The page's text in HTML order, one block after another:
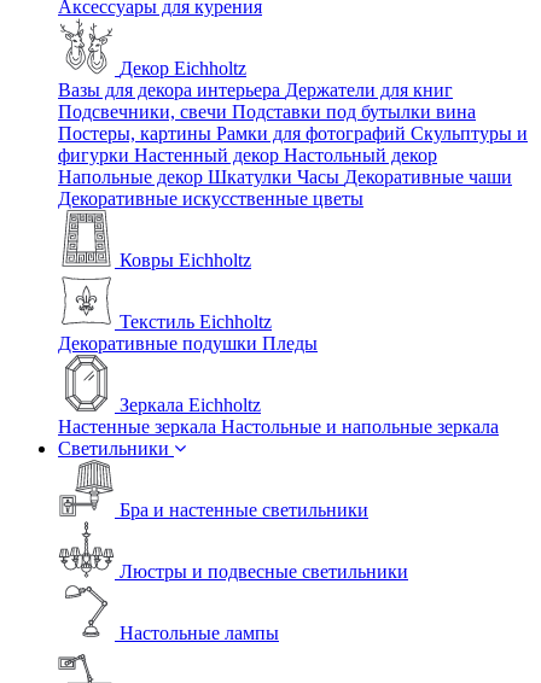
Аксессуары для курения
Декор Eichholtz
Вазы для декора интерьера Держатели для книг
Подсвечники, свечи Подставки под бутылки вина
Постеры, картины Рамки для фотографий Скульптуры и
фигурки Настенный декор Настольный декор
Напольные декор Шкатулки Часы Декоративные чаши
Декоративные искусственные цветы
Ковры Eichholtz
Текстиль Eichholtz
Декоративные подушки Пледы
Зеркала Eichholtz
Настенные зеркала Настольные и напольные зеркала
Светильники
Бра и настенные светильники
Люстры и подвесные светильники
Настольные лампы